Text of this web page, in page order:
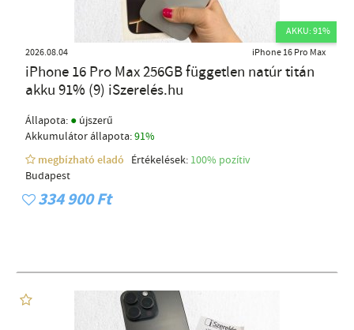
AKKU: 91%
2026.08.04
iPhone 16 Pro Max
iPhone 16 Pro Max 256GB független natúr titán
akku 91% (9) iSzerelés.hu
Állapota: ● újszerű
Akkumulátor állapota:91%
megbízható eladó
Értékelések: 100% pozítiv
Budapest
334 900 Ft